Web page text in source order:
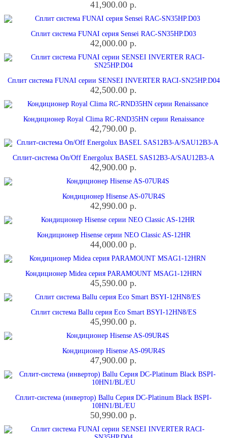
41,900.00 р.
Сплит система FUNAI серия Sensei RAC-SN35HP.D03
42,000.00 р.
Сплит система FUNAI серии SENSEI INVERTER RACI-SN25HP.D04
42,500.00 р.
Кондиционер Royal Clima RC-RND35HN серии Renaissance
42,790.00 р.
Сплит-система On/Off Energolux BASEL SAS12B3-A/SAU12B3-A
42,900.00 р.
Кондиционер Hisense AS-07UR4S
42,990.00 р.
Кондиционер Hisense серии NEO Classic AS-12HR
44,000.00 р.
Кондиционер Midea серия PARAMOUNT MSAG1-12HRN
45,590.00 р.
Сплит система Ballu серия Eco Smart BSYI-12HN8/ES
45,990.00 р.
Кондиционер Hisense AS-09UR4S
47,900.00 р.
Сплит-система (инвертор) Ballu Серия DC-Platinum Black BSPI-
10HN1/BL/EU
50,990.00 р.